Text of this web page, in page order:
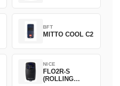
BFT
MITTO COOL C2
NICE
FLO2R-S
(ROLLING